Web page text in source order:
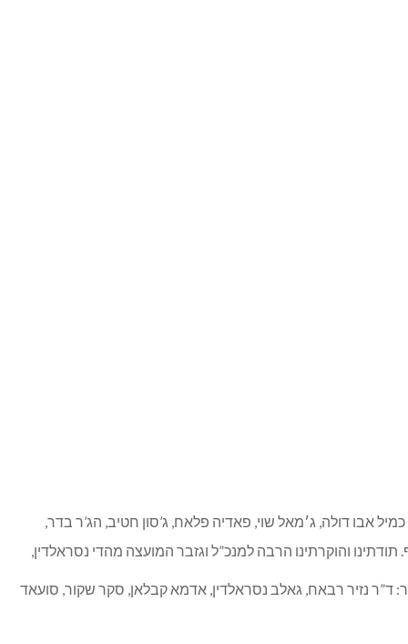
אבו דולה, ג׳מאל שוי, פאדיה פלאח, ג’סון חטיב, הג’ר בדר,
והוקרתינו הרבה למנכ”ל וגזבר המועצה מהדי נסראלדין,
ד”ר נזיר רבאח, גאלב נסראלדין, אדמא קבלאן, סקר שקור, סועאד